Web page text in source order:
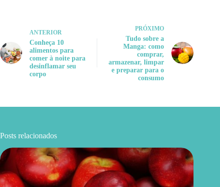
ANTERIOR
Conheça 10
alimentos para
comer à noite para
desinflamar seu
corpo
PRÓXIMO
Tudo sobre a
Manga: como
comprar,
armazenar, limpar
e preparar para o
consumo
Posts relacionados